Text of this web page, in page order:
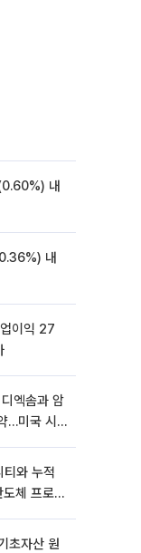
이익 27
엑솜과 암
…미국 시
티와 누적
체 프로젝
초자산 원